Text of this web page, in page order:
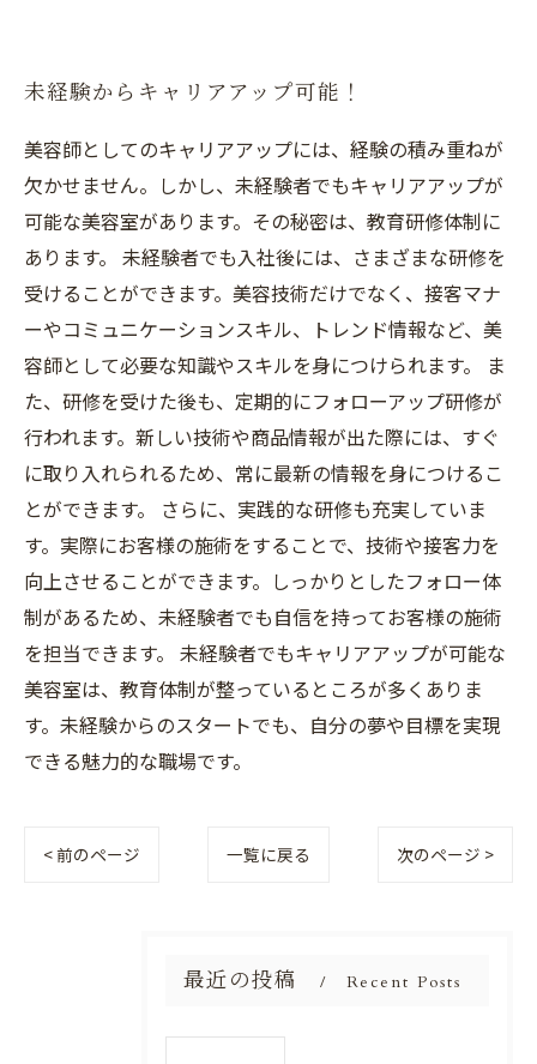
未経験からキャリアアップ可能！
美容師としてのキャリアアップには、経験の積み重ねが
欠かせません。しかし、未経験者でもキャリアアップが
可能な美容室があります。その秘密は、教育研修体制に
あります。 未経験者でも入社後には、さまざまな研修を
受けることができます。美容技術だけでなく、接客マナ
ーやコミュニケーションスキル、トレンド情報など、美
容師として必要な知識やスキルを身につけられます。 ま
た、研修を受けた後も、定期的にフォローアップ研修が
行われます。新しい技術や商品情報が出た際には、すぐ
に取り入れられるため、常に最新の情報を身につけるこ
とができます。 さらに、実践的な研修も充実していま
す。実際にお客様の施術をすることで、技術や接客力を
向上させることができます。しっかりとしたフォロー体
制があるため、未経験者でも自信を持ってお客様の施術
を担当できます。 未経験者でもキャリアアップが可能な
美容室は、教育体制が整っているところが多くありま
す。未経験からのスタートでも、自分の夢や目標を実現
できる魅力的な職場です。
< 前のページ 一覧に戻る 次のページ >
最近の投稿 Recent Posts